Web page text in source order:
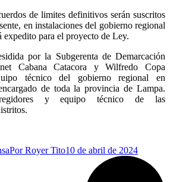
de limites definitivos serán suscritos
en instalaciones del gobierno regional
expedito para el proyecto de Ley.
por la Subgerenta de Demarcación
Cabana Catacora y Wilfredo Copa
técnico del gobierno regional en
de toda la provincia de Lampa.
y equipo técnico de las
PorRoyer Tito10 de abril de 2024